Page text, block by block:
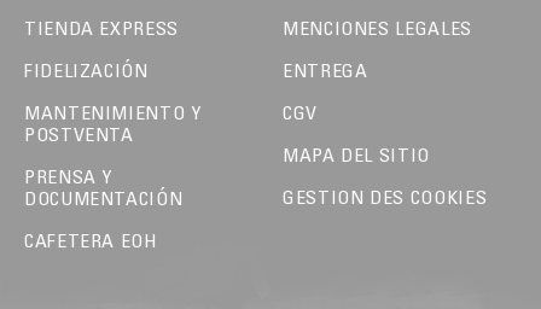
TIENDA EXPRESS
FIDELIZACIÓN
MANTENIMIENTO Y
POSTVENTA
PRENSA Y
DOCUMENTACIÓN
CAFETERA EOH
MENCIONES LEGALES
ENTREGA
CGV
MAPA DEL SITIO
GESTION DES COOKIES